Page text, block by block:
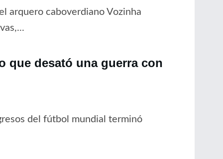
arquero caboverdiano Vozinha
que desató una guerra con
del fútbol mundial terminó